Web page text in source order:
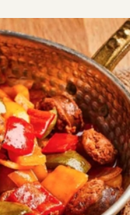
και
κατσαρόλα µε πολύ
τους γίγαντες και
Μπορείτε να
περίσσεψαν από